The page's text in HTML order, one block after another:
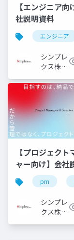
【エンジニア向
社説明資料
エンジニア
シンプレ
クス株式
【プロジェクト
ャー向け】会社
料
pm
シンプレ
クス株式